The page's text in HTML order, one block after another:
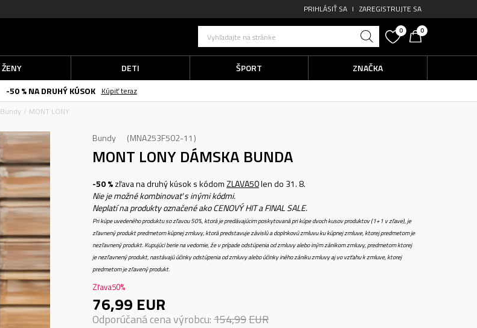
PRIHLÁSIŤ SA ZAREGISTRUJTE SA
Vyhľadajte na stránke
0 0
ŽENY DETI ŠPORT
ZNAČKA
-50 % NA DRUHÝ KÚSOK
Kúpiť teraz
Bundy MONT LONY
Bundy MNA253F502-11
MONT LONY DÁMSKA BUNDA
-50 %zľava na druhý kúsok s kódomZLAVA50len do 31. 8.
Nie je možné kombinovať s inými kódmi.
Neplatí na produkty označené ako CENOVÝ HIT a FINAL SALE.
Pri kúpe uvedeného produktu so zľavou 50%, ktorá je predávajúcim poskytovaná pri kúpe dvoch kusov produktov (1+1 v zľave), je
zľavnený produkt predmetom kúpnej zmluvy, ktorá predstavuje závislú a doplnkovú zmluvu ku kúpnej zmluve, ktorej predmetom je
nezľavnený produkt. Kupujúci berie na vedomie, že v prípade odstúpenia od zmluvy alebo iným zánikom zmluvy, predmetom ktorej
je nezľavnený produkt, nastávajú účinky odstúpenia od zmluvy alebo účinky iného zániku zmluvy aj vo vzťahu k zmluve, ktorej
predmetom je zľavený produkt.
Zľava50%
76,99 EUR
Odporúčaná cena výrobcu:154,99EUR